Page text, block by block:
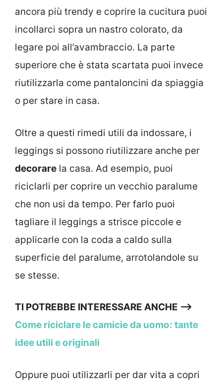
ancora più trendy e coprire la cucitura puoi
incollarci sopra un nastro colorato, da
legare poi all’avambraccio. La parte
superiore che è stata scartata puoi invece
riutilizzarla come pantaloncini da spiaggia
o per stare in casa.
Oltre a questi rimedi utili da indossare, i
leggings si possono riutilizzare anche per
decorare la casa. Ad esempio, puoi
riciclarli per coprire un vecchio paralume
che non usi da tempo. Per farlo puoi
tagliare il leggings a strisce piccole e
applicarle con la coda a caldo sulla
superficie del paralume, arrotolandole su
se stesse.
TI POTREBBE INTERESSARE ANCHE —->
Come riciclare le camicie da uomo: tante
idee utili e originali
Oppure puoi utilizzarli per dar vita a copri